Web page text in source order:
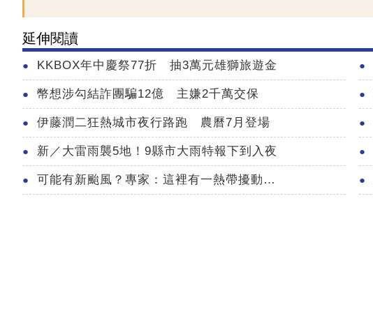
延伸閱讀
KKBOX年中慶祭77折 抽3萬元雄獅旅遊金
幣想涉勾結詐團騙12億 主嫌2千萬交保
伊藤潤二狂熱城市夜行路跑 農曆7月登場
新／大雷雨襲5地！9縣市大雨特報下到入夜
可能有新颱風？專家：這裡有一熱帶擾動…